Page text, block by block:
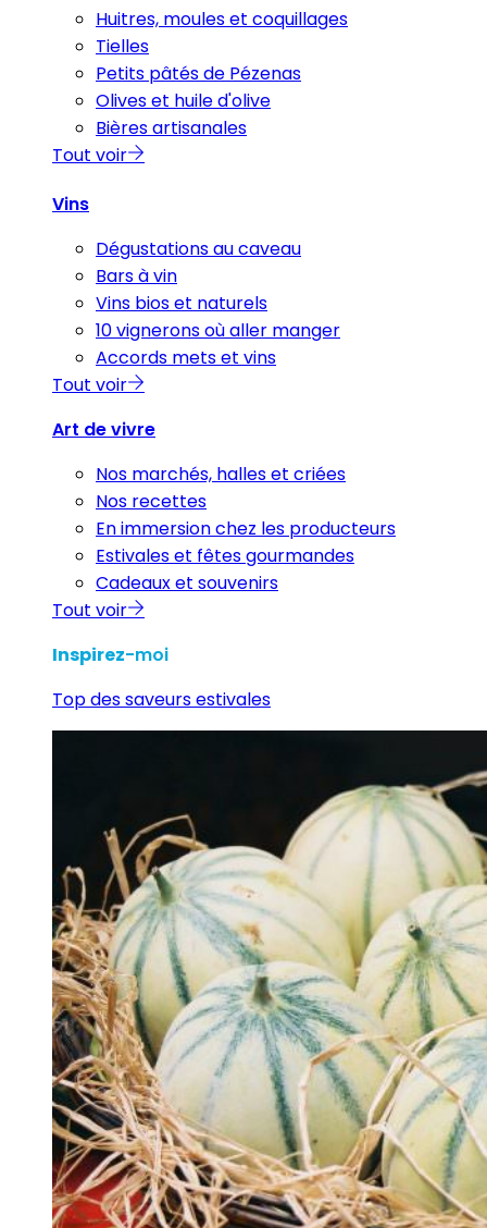
Huitres, moules et coquillages
Tielles
Petits pâtés de Pézenas
Olives et huile d'olive
Bières artisanales
Tout voir
Vins
Dégustations au caveau
Bars à vin
Vins bios et naturels
10 vignerons où aller manger
Accords mets et vins
Tout voir
Art de vivre
Nos marchés, halles et criées
Nos recettes
En immersion chez les producteurs
Estivales et fêtes gourmandes
Cadeaux et souvenirs
Tout voir
Inspirez-moi
Top des saveurs estivales